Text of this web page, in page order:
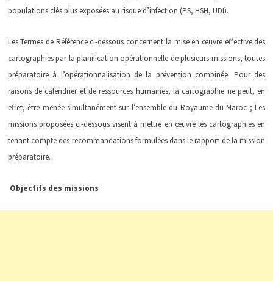
populations clés plus exposées au risque d’infection (PS, HSH, UDI).
Les Termes de Référence ci-dessous concernent la mise en œuvre effective des
cartographies par la planification opérationnelle de plusieurs missions, toutes
préparatoire à l’opérationnalisation de la prévention combinée. Pour des
raisons de calendrier et de ressources humaines, la cartographie ne peut, en
effet, être menée simultanément sur l’ensemble du Royaume du Maroc ; Les
missions proposées ci-dessous visent à mettre en œuvre les cartographies en
tenant compte des recommandations formulées dans le rapport de la mission
préparatoire.
Objectifs des missions